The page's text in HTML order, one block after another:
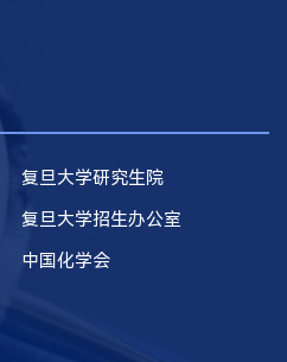
复旦大学研究生院
复旦大学招生办公室
中国化学会